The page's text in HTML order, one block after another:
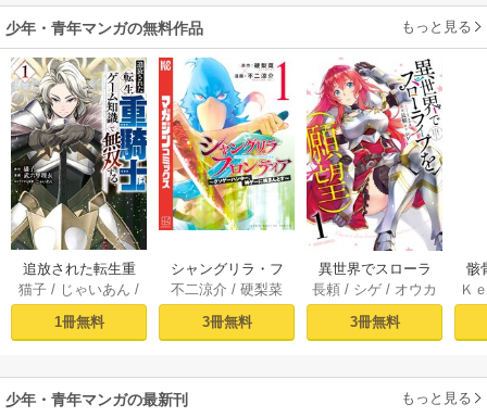
を掴み取る～
少年・青年マンガの無料作品 もっと見る
追放された転生重
騎士はゲーム知識
で無双する（１）
猫子 / じゃいあん /
武六甲理衣
1冊無料
シャングリラ・フ
ロンティア（１）
～クソゲーハン
ター、神ゲーに挑
不二涼介 /硬梨菜
3冊無料
異世界でスローラ
イフを（願望） 1
長頼 / シゲ / オウカ
3冊無料
骸
異
Ｋ
少年・青年マンガの最新刊 もっと見る